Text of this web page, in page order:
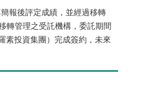
報後評定成績，並經過移轉
轉管理之受託機構，委託期間
素投資集團）完成簽約，未來